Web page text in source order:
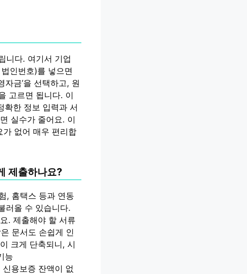
니다. 여기서 기업
인번호)를 넣으면
자금’을 선택하고, 원
고르면 됩니다. 이
확한 정보 입력과 서
실수가 줄어요. 이
가 없어 매우 편리합
제출하나요?
, 홈택스 등과 연동
러올 수 있습니다.
. 제출해야 할 서류
문서도 손쉽게 인
크게 단축되니, 시
능
용보증 잔액이 없